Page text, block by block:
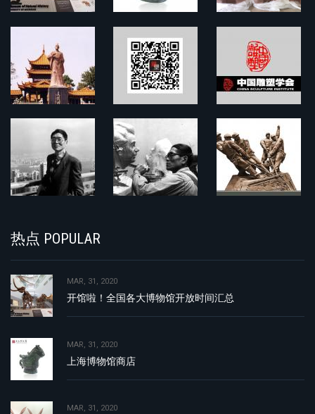
热点 POPULAR
MAR, 31, 2020
开馆啦！全国各大博物馆开放时间汇总
MAR, 31, 2020
上海博物馆商店
MAR, 31, 2020